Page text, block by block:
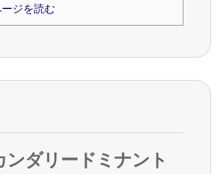
ージを読む
ダリードミナント